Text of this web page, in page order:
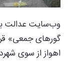
وب‌سایت عدالت
اهواز از سوی